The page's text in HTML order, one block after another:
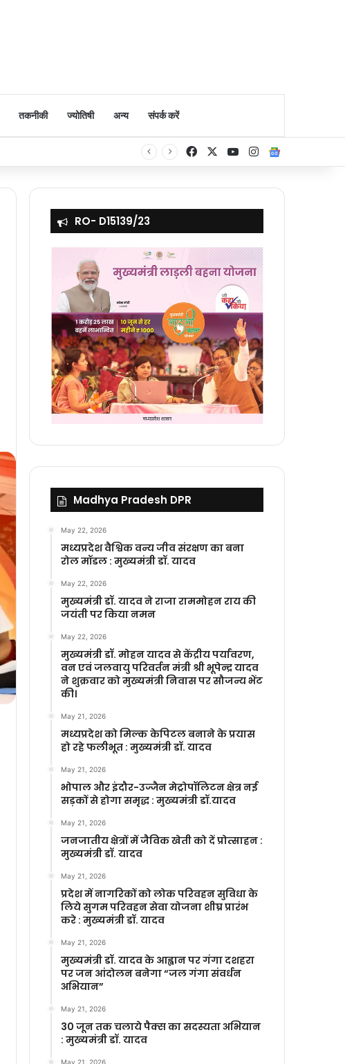
तकनीकी ज्योतिषी अन्य संपर्क करें
FacebookYouTubeInstagram
RO- D15139/23
Madhya Pradesh DPR
May 22, 2026
मध्यप्रदेश वैश्विक वन्य जीव संरक्षण का बना
रोल मॉडल : मुख्यमंत्री डॉ. यादव
May 22, 2026
मुख्यमंत्री डॉ. यादव ने राजा राममोहन राय की
जयंती पर किया नमन
May 22, 2026
मुख्यमंत्री डॉ. मोहन यादव से केंद्रीय पर्यावरण,
वन एवं जलवायु परिवर्तन मंत्री श्री भूपेन्द्र यादव
ने शुक्रवार को मुख्यमंत्री निवास पर सौजन्य भेंट
की।
May 21, 2026
मध्यप्रदेश को मिल्क केपिटल बनाने के प्रयास
हो रहे फलीभूत : मुख्यमंत्री डॉ. यादव
May 21, 2026
भोपाल और इंदौर-उज्जैन मेट्रोपॉलिटन क्षेत्र नई
सड़कों से होगा समृद्ध : मुख्यमंत्री डॉ.यादव
May 21, 2026
जनजातीय क्षेत्रों में जैविक खेती को दें प्रोत्साहन :
मुख्यमंत्री डॉ. यादव
May 21, 2026
प्रदेश में नागरिकों को लोक परिवहन सुविधा के
लिये सुगम परिवहन सेवा योजना शीघ्र प्रारंभ
करे : मुख्यमंत्री डॉ. यादव
May 21, 2026
मुख्यमंत्री डॉ. यादव के आह्वान पर गंगा दशहरा
पर जन आंदोलन बनेगा “जल गंगा संवर्धन
अभियान”
May 21, 2026
30 जून तक चलाये पैक्स का सदस्यता अभियान
: मुख्यमंत्री डॉ. यादव
May 21, 2026